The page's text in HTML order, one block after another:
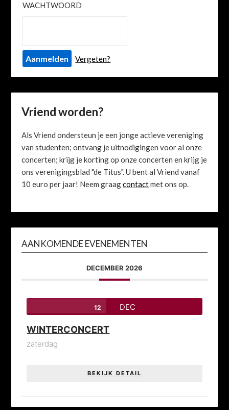
WACHTWOORD
Vergeten?
Vriend worden?
Als Vriend ondersteun je een jonge actieve vereniging
van studenten; ontvang je uitnodigingen voor al onze
concerten; krijg je korting op onze concerten en krijg je
ons verenigingsblad "de Titus". U bent al Vriend vanaf
10 euro per jaar! Neem graagcontactmet ons op.
AANKOMENDE EVENEMENTEN
DECEMBER 2026
12 DEC
WINTERCONCERT
zaterdag
BEKIJK DETAIL